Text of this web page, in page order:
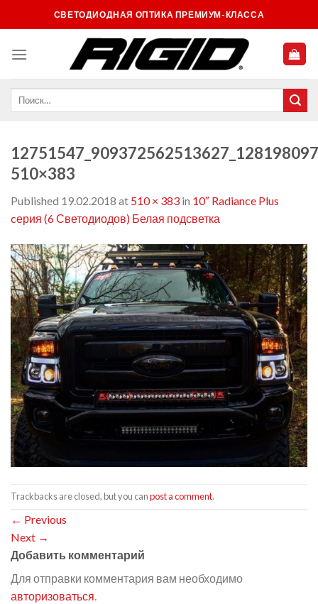
to
СВЕТОДИОДНАЯ ОПТИКА ПРЕМИУМ-КЛАССА
510×383
Published 19.02.2018 at 510 × 383 in 10″ Radiance Plus
cерия (6 Светодиодов) Белая подсветка
Trackbacks are closed, but you canpost a comment.
← Previous
Next →
Добавить комментарий
Для отправки комментария вам необходимо
авторизоваться.